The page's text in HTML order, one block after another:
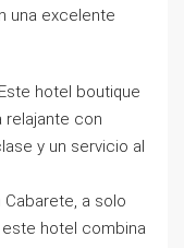
una excelente
hotel boutique
relajante con
y un servicio al
Cabarete, a solo
hotel combina